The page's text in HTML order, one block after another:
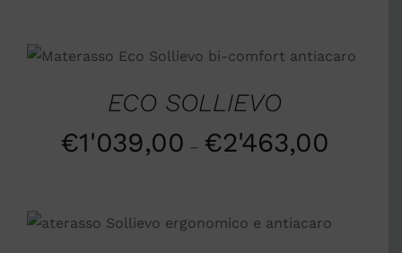
SCEGLI
/
ECO SOLLIEVO
€1'039,00 – €2'463,00
SCEGLI
/